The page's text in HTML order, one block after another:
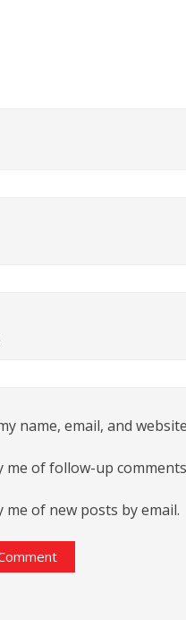
name, email, and
me of follow-up
me of new posts by email.